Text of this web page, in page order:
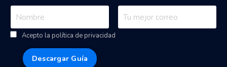
Acepto la política de privacidad
Descargar Guía